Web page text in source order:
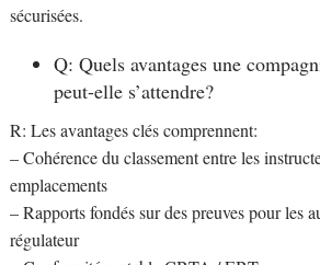
sécurisées.
Q: Quels avantages une
peut-elle s’attendre?
R: Les avantages clés comprennent:
– Cohérence du classement entre les
emplacements
– Rapports fondés sur des preuves pour les
régulateur